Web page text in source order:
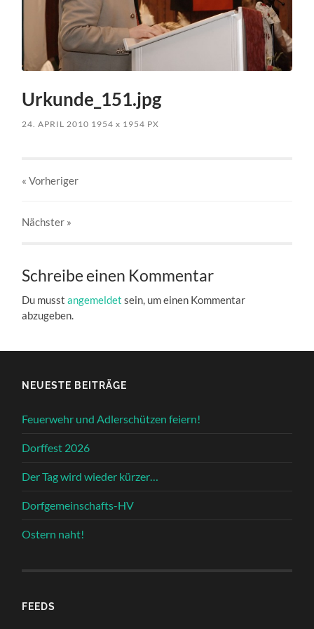
Urkunde_151.jpg
24. APRIL 2010 1954x 1954 PX
« Vorheriger
Nächster »
Schreibe einen Kommentar
Du musstangemeldet sein, um einen Kommentar
abzugeben.
NEUESTE BEITRÄGE
Feuerwehr und Adlerschützen feiern!
Dorffest 2026
Der Tag wird wieder kürzer…
Dorfgemeinschafts-HV
Ostern naht!
FEEDS